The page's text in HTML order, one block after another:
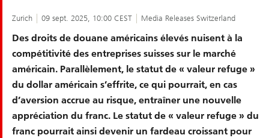
Zurich 09 sept. 2025, 10:00 CEST Media Releases Switzerland
Des droits de douane américains élevés nuisent à la
compétitivité des entreprises suisses sur le marché
américain. Parallèlement, le statut de « valeur refuge »
du dollar américain s’effrite, ce qui pourrait, en cas
d’aversion accrue au risque, entraîner une nouvelle
appréciation du franc. Le statut de « valeur refuge » du
franc pourrait ainsi devenir un fardeau croissant pour